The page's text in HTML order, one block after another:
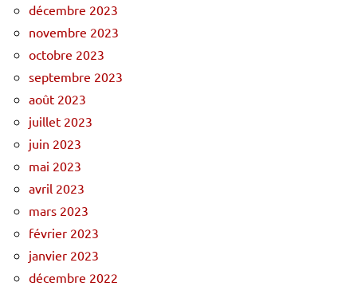
décembre 2023
novembre 2023
octobre 2023
septembre 2023
août 2023
juillet 2023
juin 2023
mai 2023
avril 2023
mars 2023
février 2023
janvier 2023
décembre 2022